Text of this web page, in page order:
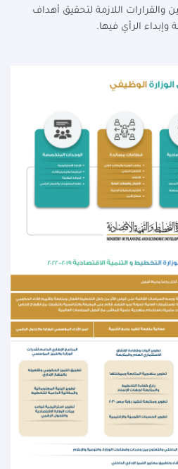
والقرارات اللازمة لتحقيق أهداف
وإبداء الرأي فيها.